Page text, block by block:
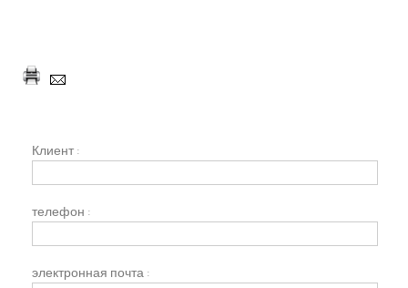
Клиент :
телефон :
электронная почта :